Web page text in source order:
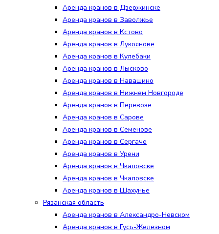
Аренда кранов в Дзержинске
Аренда кранов в Заволжье
Аренда кранов в Кстово
Аренда кранов в Лукоянове
Аренда кранов в Кулебаки
Аренда кранов в Лысково
Аренда кранов в Навашино
Аренда кранов в Нижнем Новгороде
Аренда кранов в Перевозе
Аренда кранов в Сарове
Аренда кранов в Семёнове
Аренда кранов в Сергаче
Аренда кранов в Урени
Аренда кранов в Чкаловске
Аренда кранов в Чкаловске
Аренда кранов в Шахунье
Рязанская область
Аренда кранов в Александро-Невском
Аренда кранов в Гусь-Железном